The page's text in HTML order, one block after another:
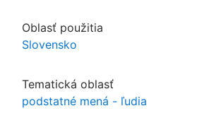
Oblasť použitia
Slovensko
Tematická oblasť
podstatné mená - ľudia